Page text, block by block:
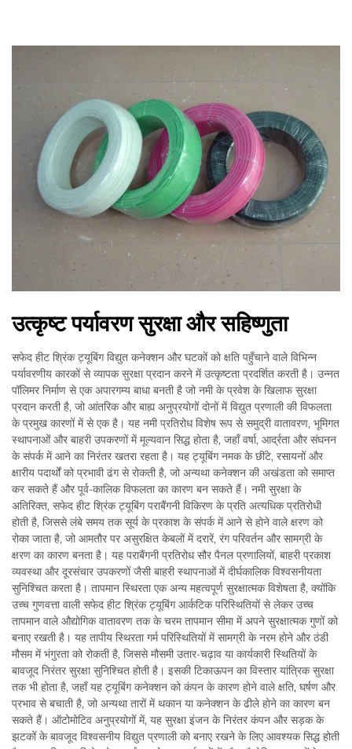
उत्कृष्ट पर्यावरण सुरक्षा और सहिष्णुता
सफेद हीट श्रिंक ट्यूबिंग विद्युत कनेक्शन और घटकों को क्षति पहुँचाने वाले विभिन्न
पर्यावरणीय कारकों से व्यापक सुरक्षा प्रदान करने में उत्कृष्टता प्रदर्शित करती है। उन्नत
पॉलिमर निर्माण से एक अपारगम्य बाधा बनती है जो नमी के प्रवेश के खिलाफ सुरक्षा
प्रदान करती है, जो आंतरिक और बाह्य अनुप्रयोगों दोनों में विद्युत प्रणाली की विफलता
के प्रमुख कारणों में से एक है। यह नमी प्रतिरोध विशेष रूप से समुद्री वातावरण, भूमिगत
स्थापनाओं और बाहरी उपकरणों में मूल्यवान सिद्ध होता है, जहाँ वर्षा, आर्द्रता और संघनन
के संपर्क में आने का निरंतर खतरा रहता है। यह ट्यूबिंग नमक के छींटे, रसायनों और
क्षारीय पदार्थों को प्रभावी ढंग से रोकती है, जो अन्यथा कनेक्शन की अखंडता को समाप्त
कर सकते हैं और पूर्व-कालिक विफलता का कारण बन सकते हैं। नमी सुरक्षा के
अतिरिक्त, सफेद हीट श्रिंक ट्यूबिंग पराबैंगनी विकिरण के प्रति अत्यधिक प्रतिरोधी
होती है, जिससे लंबे समय तक सूर्य के प्रकाश के संपर्क में आने से होने वाले क्षरण को
रोका जाता है, जो आमतौर पर असुरक्षित केबलों में दरारें, रंग परिवर्तन और सामग्री के
क्षरण का कारण बनता है। यह पराबैंगनी प्रतिरोध सौर पैनल प्रणालियों, बाहरी प्रकाश
व्यवस्था और दूरसंचार उपकरणों जैसी बाहरी स्थापनाओं में दीर्घकालिक विश्वसनीयता
सुनिश्चित करता है। तापमान स्थिरता एक अन्य महत्वपूर्ण सुरक्षात्मक विशेषता है, क्योंकि
उच्च गुणवत्ता वाली सफेद हीट श्रिंक ट्यूबिंग आर्कटिक परिस्थितियों से लेकर उच्च
तापमान वाले औद्योगिक वातावरण तक के चरम तापमान सीमा में अपने सुरक्षात्मक गुणों को
बनाए रखती है। यह तापीय स्थिरता गर्म परिस्थितियों में सामग्री के नरम होने और ठंडी
मौसम में भंगुरता को रोकती है, जिससे मौसमी उतार-चढ़ाव या कार्यकारी स्थितियों के
बावजूद निरंतर सुरक्षा सुनिश्चित होती है। इसकी टिकाऊपन का विस्तार यांत्रिक सुरक्षा
तक भी होता है, जहाँ यह ट्यूबिंग कनेक्शन को कंपन के कारण होने वाले क्षति, घर्षण और
प्रभाव से बचाती है, जो अन्यथा तारों में थकान या कनेक्शन के ढीले होने का कारण बन
सकते हैं। ऑटोमोटिव अनुप्रयोगों में, यह सुरक्षा इंजन के निरंतर कंपन और सड़क के
झटकों के बावजूद विश्वसनीय विद्युत प्रणाली को बनाए रखने के लिए आवश्यक सिद्ध होती